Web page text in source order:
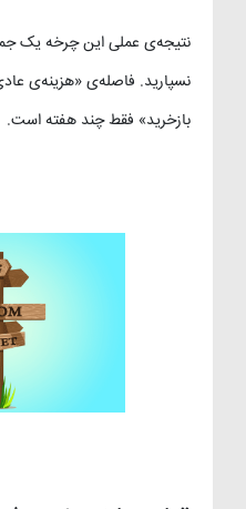
نتیجه‌ی عملی این چرخه یک
نسپارید. فاصله‌ی «هزینه‌ی
بازخرید» فقط چند هفته است.